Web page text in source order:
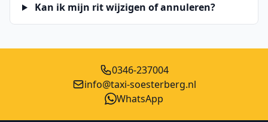
Kan ik mijn rit wijzigen of annuleren?
0346-237004
info@taxi-soesterberg.nl
WhatsApp